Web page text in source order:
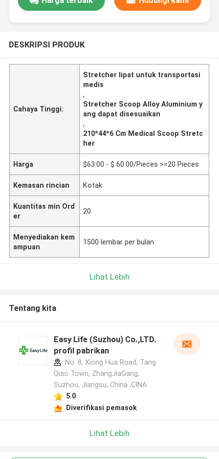
DESKRIPSI PRODUK
Cahaya Tinggi:
Stretcher lipat untuk transportasi
medis
,
Stretcher Scoop Alloy Aluminium y
ang dapat disesuaikan
,
210*44*6 Cm Medical Scoop Stretc
her
Harga $63.00 - $ 60.00/Pieces >=20 Pieces
Kemasan rincian Kotak
Kuantitas min Ord
er
20
Menyediakan kem
ampuan
1500 lembar per bulan
Lihat Lebih
Tentang kita
Easy Life (Suzhou) Co.,LTD.
profil pabrikan
No. 8, Xiong Hua Road, Tang
Qiao Town, ZhangJiaGang,
Suzhou, Jiangsu, China ,CINA
5.0
Diverifikasi pemasok
Lihat Lebih